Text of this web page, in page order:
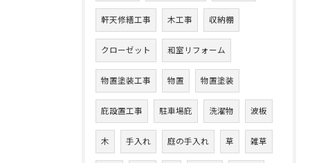
軒天修繕工事 木工事 収納棚
クローゼット 和室リフォーム
物置塗装工事 物置 物置塗装
庇設置工事 駐車場庇 洗濯物 波板
木 手入れ 庭の手入れ 草 雑草